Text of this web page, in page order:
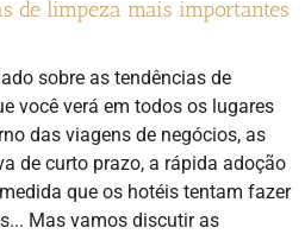
de limpeza mais importantes
sobre as tendências de
você verá em todos os lugares
das viagens de negócios, as
de curto prazo, a rápida adoção
que os hotéis tentam fazer
Mas vamos discutir as